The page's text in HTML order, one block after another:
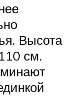
Высота
см.